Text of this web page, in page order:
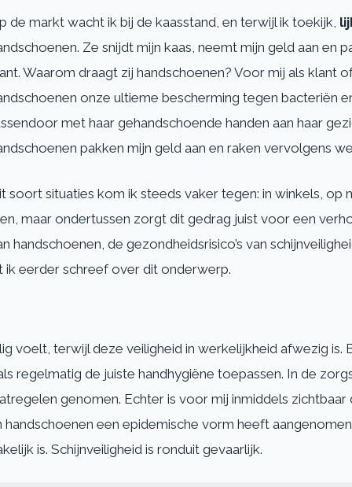
de markt wacht ik bij de kaasstand, en terwijl ik toekijk,
Ze snijdt mijn kaas, neemt mijn geld aan en
Waarom draagt zij handschoenen? Voor mij als klant
onze ultieme bescherming tegen bacteriën
met haar gehandschoende handen aan haar
pakken mijn geld aan en raken vervolgens
soort situaties kom ik steeds vaker tegen: in winkels, op
maar ondertussen zorgt dit gedrag juist voor een
de gezondheidsrisico’s van
ik eerder schreef over dit onderwerp.
voelt, terwijl deze veiligheid in werkelijkheid afwezig is.
regelmatig de juiste handhygiëne toepassen. In de
genomen. Echter is voor mij inmiddels zichtbaar
een epidemische vorm heeft
is. Schijnveiligheid is ronduit gevaarlijk.